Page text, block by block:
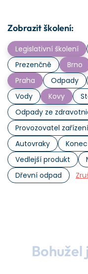
Zobrazit školení:
Legislativní školení
Prezenčně
Brno
Praha
Odpady
Vody
Kovy
Odpady ze
Provozovatel zařízení
Autovraky
Vedlejší produkt
Dřevní odpad
Bohužel